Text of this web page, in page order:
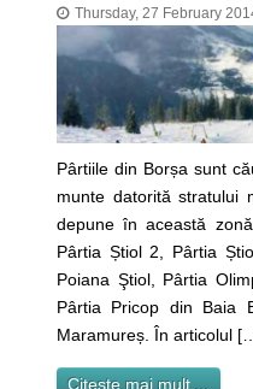
Thursday, 27 February
Pârtiile din Borșa sunt
munte datorită stratului
depune în această
Pârtia Știol 2, Pârtia
Poiana Ştiol, Pârtia
Pârtia Pricop din Baia
Maramureș. În articolul
Citeste mai mult ...